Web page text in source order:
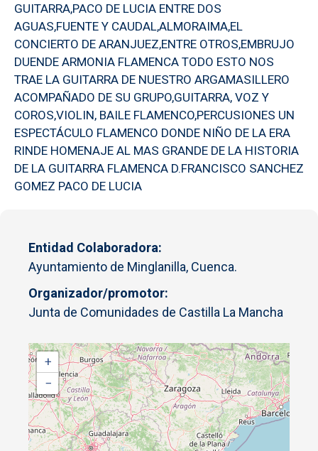
GUITARRA,PACO DE LUCIA ENTRE DOS
AGUAS,FUENTE Y CAUDAL,ALMORAIMA,EL
CONCIERTO DE ARANJUEZ,ENTRE OTROS,EMBRUJO
DUENDE ARMONIA FLAMENCA TODO ESTO NOS
TRAE LA GUITARRA DE NUESTRO ARGAMASILLERO
ACOMPAÑADO DE SU GRUPO,GUITARRA, VOZ Y
COROS,VIOLIN, BAILE FLAMENCO,PERCUSIONES UN
ESPECTÁCULO FLAMENCO DONDE NIÑO DE LA ERA
RINDE HOMENAJE AL MAS GRANDE DE LA HISTORIA
DE LA GUITARRA FLAMENCA D.FRANCISCO SANCHEZ
GOMEZ PACO DE LUCIA
Entidad Colaboradora
Ayuntamiento de Minglanilla, Cuenca.
Organizador/promotor
Junta de Comunidades de Castilla La Mancha
+
−